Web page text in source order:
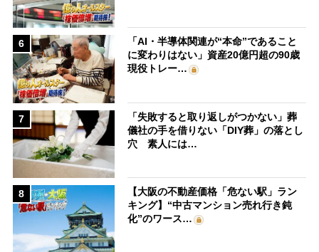
6
「AI・半導体関連が“本命”であること
に変わりはない」資産20億円超の90歳
現役トレー…
7
「失敗すると取り返しがつかない」葬
儀社の手を借りない「DIY葬」の落とし
穴 素人には…
8
【大阪の不動産価格「危ない駅」ラン
キング】“中古マンション売れ行き鈍
化”のワース…